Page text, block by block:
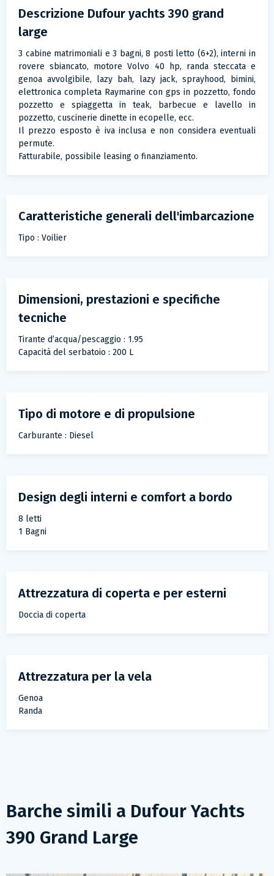
Descrizione Dufour yachts 390 grand
large
3 cabine matrimoniali e 3 bagni, 8 posti letto (6+2), interni in
rovere sbiancato, motore Volvo 40 hp, randa steccata e
genoa avvolgibile, lazy bah, lazy jack, sprayhood, bimini,
elettronica completa Raymarine con gps in pozzetto, fondo
pozzetto e spiaggetta in teak, barbecue e lavello in
pozzetto, cuscinerie dinette in ecopelle, ecc.
Il prezzo esposto è iva inclusa e non considera eventuali
permute.
Fatturabile, possibile leasing o finanziamento.
Caratteristiche generali dell'imbarcazione
Tipo : Voilier
Dimensioni, prestazioni e specifiche
tecniche
Tirante d’acqua/pescaggio : 1.95
Capacità del serbatoio : 200 L
Tipo di motore e di propulsione
Carburante : Diesel
Design degli interni e comfort a bordo
8 letti
1 Bagni
Attrezzatura di coperta e per esterni
Doccia di coperta
Attrezzatura per la vela
Genoa
Randa
Barche simili a Dufour Yachts
390 Grand Large